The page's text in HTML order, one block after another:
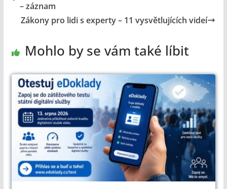
– záznam
Zákony pro lidi s experty – 11 vysvětlujících videí
Mohlo by se vám také líbit